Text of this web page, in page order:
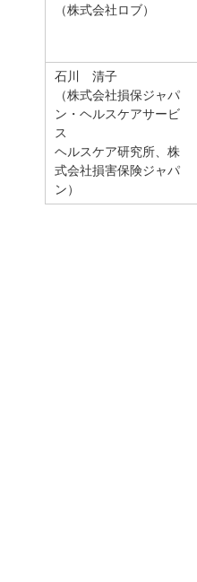
（株式会社ロブ）
石川 清子
（株式会社損保ジャパ
ン・ヘルスケアサービ
ス
ヘルスケア研究所、株
式会社損害保険ジャパ
ン）